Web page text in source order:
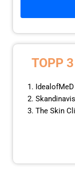
TOPP
IdealofMeD
The Skin